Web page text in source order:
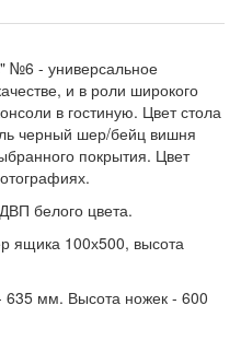
№6 - универсальное
и в роли широкого
в гостиную. Цвет стола
черный шер/бейц вишня
покрытия. Цвет
белого цвета.
ящика 100х500, высота
635 мм. Высота ножек - 600